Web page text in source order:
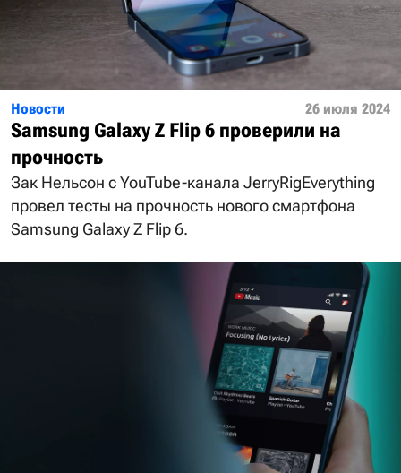
Новости 26 июля 2024
Samsung Galaxy Z Flip 6 проверили на
прочность
Зак Нельсон с YouTube-канала JerryRigEverything
провел тесты на прочность нового смартфона
Samsung Galaxy Z Flip 6.